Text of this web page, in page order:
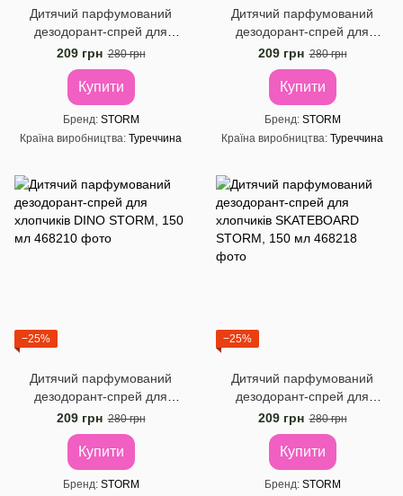
Дитячий парфумований
дезодорант-спрей для
дівчаток Angel Storm, 150 мл
209 грн 280 грн
Купити
Бренд STORM
Країна виробництва Туреччина
Дитячий парфумований
дезодорант-спрей для
дівчаток Candy Storm, 150
мл
209 грн 280 грн
Купити
Бренд STORM
Країна виробництва Туреччина
−25%
Дитячий парфумований
дезодорант-спрей для
хлопчиків DINO STORM, 150
мл
209 грн 280 грн
Купити
Бренд STORM
−25%
Дитячий парфумований
дезодорант-спрей для
хлопчиків SKATEBOARD
STORM, 150 мл
209 грн 280 грн
Купити
Бренд STORM